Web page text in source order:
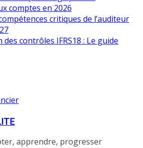
comptes en 2026
critiques de l’auditeur
contrôles IFRS18 : Le guide
apprendre, progresser